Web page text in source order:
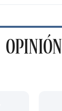
OPINIÓN